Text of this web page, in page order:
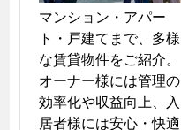
マンション・アパー
ト・戸建てまで、多様
な賃貸物件をご紹介。
オーナー様には管理の
効率化や収益向上、入
居者様には安心・快適